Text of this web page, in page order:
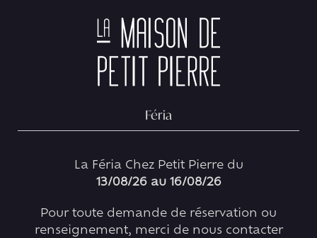
COMMANDER
BLOCAGE LIVRAISON 3
correspond à votre
sélection.
Féria
La Féria Chez Petit Pierre du
13/08/26 au 16/08/26
Pour toute demande de réservation ou
renseignement, merci de nous contacter